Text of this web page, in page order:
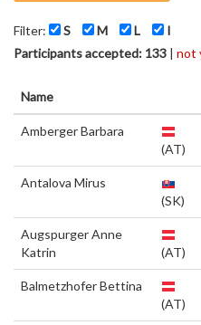
Filter: S M L
I
Participants accepted: 133 | not
Name
Amberger Barbara
(AT)
Antalova Mirus
(SK)
Augspurger Anne
Katrin
(AT)
Balmetzhofer Bettina
(AT)